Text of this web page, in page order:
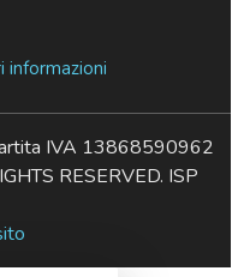
IVA 13868590962
RESERVED. ISP